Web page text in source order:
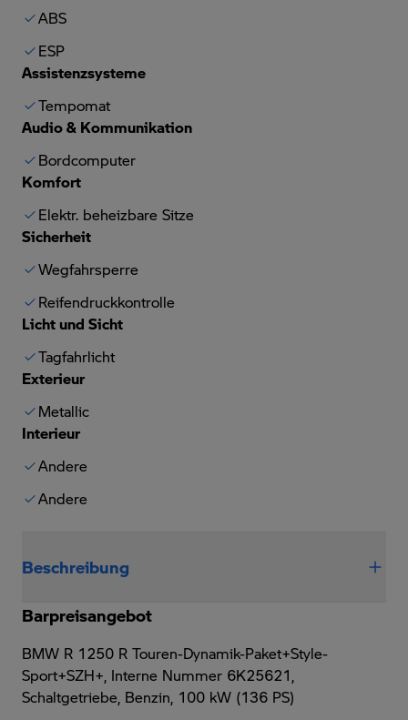
ABS
ESP
Assistenzsysteme
Tempomat
Audio & Kommunikation
Bordcomputer
Komfort
Elektr. beheizbare Sitze
Sicherheit
Wegfahrsperre
Reifendruckkontrolle
Licht und Sicht
Tagfahrlicht
Exterieur
Metallic
Interieur
Andere
Andere
Beschreibung
Barpreisangebot
BMW R 1250 R Touren-Dynamik-Paket+Style-
Sport+SZH+, Interne Nummer 6K25621,
Schaltgetriebe, Benzin, 100 kW (136 PS)